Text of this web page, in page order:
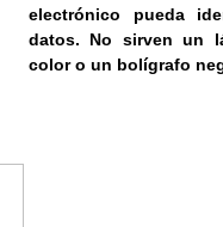
electrónico pueda
datos. No sirven un
color o un bolígrafo